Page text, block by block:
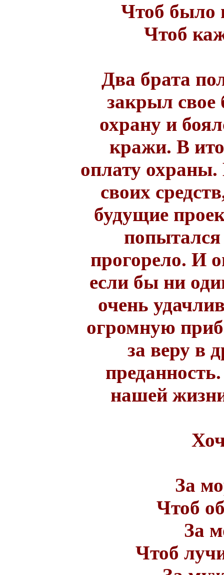
Чтоб было
Чтоб
Два брата
закрыл свое
охрану и
кражи. В
оплату охраны.
своих
будущие
прогорело. И
если бы ни
очень
огромную
за веру в
нашей
За
Чтоб
За
Чтоб